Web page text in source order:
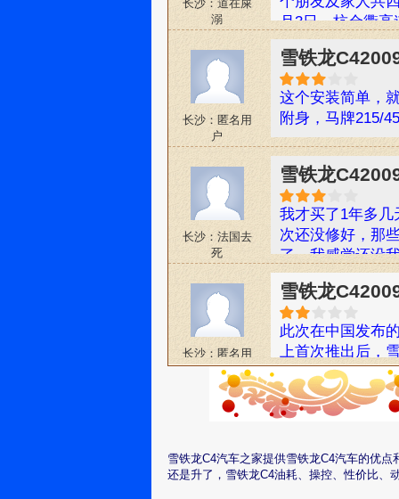
长沙：道在屎
溺
月3日，杭金衢高
景高速到建德梅
游，互通到杭金
起亚PRIDE，开
就是），原装的
了C4感觉自动化
话），一路上车
雨，雨刮器自动
车子的舒适性是
和自驾游版块的
是换成C4,我估
没看车子说明书
了吧。所以控制
了130，法国车
铁龙4S店的上级
慢开了。朋友怕
路和老弟、小孩
想睡，老是要LD
给你一个耳光吃
时会有明显的一
打不开的。不知
跟着糊里糊涂的
长沙：匿名用
户
雪铁龙
这个安装简单，
附身，马牌215/
长沙：法国去
死
雪铁龙
我才买了1年多
次还没修好，那
了，我感觉还没
要我在买你们的
长沙：匿名用
户
雪铁龙
此次在中国发布
上首次推出后，
和全球获得了由
市新宠。
长沙：匿名用
雪铁龙
雪铁龙C4汽车之家提供雪铁龙C4汽车的优
还是升了，雪铁龙C4油耗、操控、性价比、